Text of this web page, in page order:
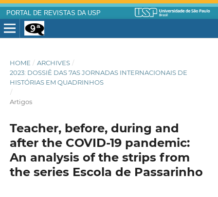
PORTAL DE REVISTAS DA USP
HOME / ARCHIVES /
2023: DOSSIÊ DAS 7AS JORNADAS INTERNACIONAIS DE
HISTÓRIAS EM QUADRINHOS
/
Artigos
Teacher, before, during and
after the COVID-19 pandemic:
An analysis of the strips from
the series Escola de Passarinho